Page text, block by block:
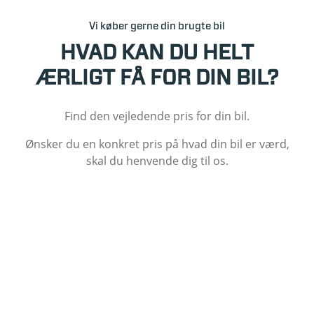
Vi køber gerne din brugte bil
HVAD KAN DU HELT
ÆRLIGT FÅ FOR DIN BIL?
Find den vejledende pris for din bil.
Ønsker du en konkret pris på hvad din bil er værd,
skal du henvende dig til os.